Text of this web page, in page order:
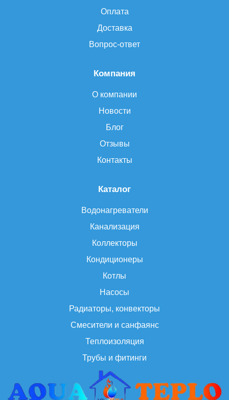
Каталог
Водонагреватели
Канализация
Коллекторы
Кондиционеры
Котлы
Насосы
Радиаторы, конвекторы
Смесители и санфаянс
Теплоизоляция
Трубы и фитинги
Компания
О компании
Новости
Блог
Отзывы
Контакты
Оплата
Доставка
Вопрос-ответ